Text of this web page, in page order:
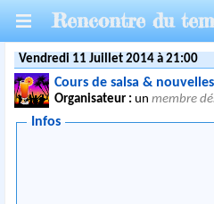
Rencontre du
Vendredi 11 Juillet 2014 à 21:00
Cours de salsa &
Organisateur : unmembre
Infos